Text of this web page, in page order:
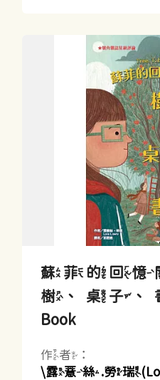
蘇菲的回憶
樹、桌子、書
Book
作者：
\露薏絲.勞瑞